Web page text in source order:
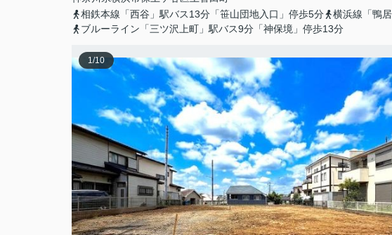
相鉄本線「西谷」駅バス13分「笹山団地入口」停歩5分
横浜線「鴨
ブルーライン「三ツ沢上町」駅バス9分「神保境」停歩13分
1/10